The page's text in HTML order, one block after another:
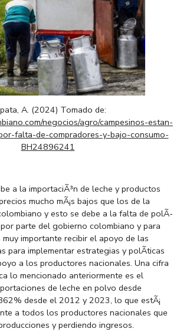
A. (2024) Tomado de:
negocios/agro/campesinos-estan-
falta-de-compradores-y-bajo-consumo-
BH24896241
a la importaciÃ³n de leche y productos
mucho mÃ¡s bajos que los de la
y esto se debe a la falta de polÃ­
parte del gobierno colombiano y para
importante recibir el apoyo de las
para implementar estrategias y polÃ­ticas
a los productores nacionales. Una cifra
lo mencionado anteriormente es el
de leche en polvo desde
desde el 2012 y 2023, lo que estÃ¡
a todos los productores nacionales que
y perdiendo ingresos.